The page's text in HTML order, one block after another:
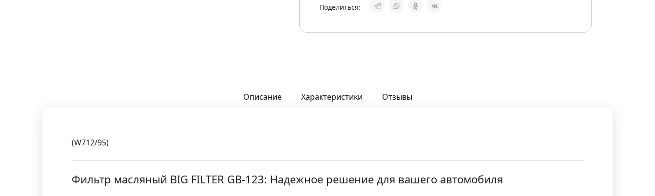
Поделиться:
Описание Характеристики Отзывы
(W712/95)
Фильтр масляный BIG FILTER GB-123: Надежное решение для вашего автомобиля